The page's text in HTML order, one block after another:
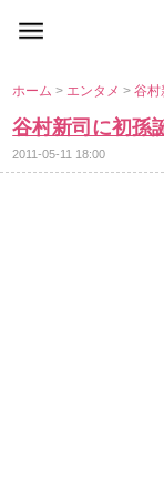
ホーム> エンタメ>谷
谷村新司に初孫
2011-05-11 18:00